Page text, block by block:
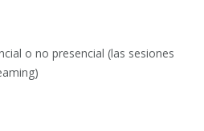
o no presencial (las sesiones